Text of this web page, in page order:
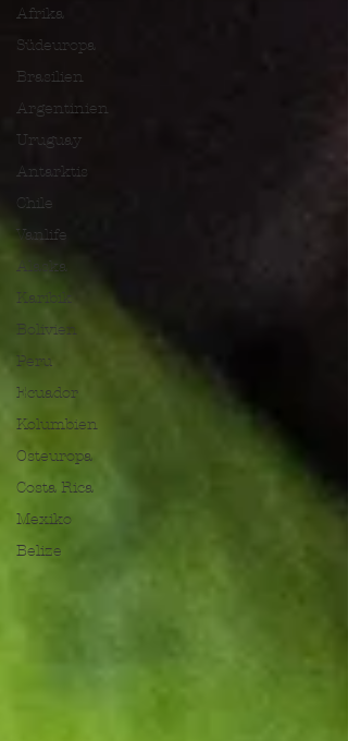
Afrika
Südeuropa
Brasilien
Argentinien
Uruguay
Antarktis
Chile
Vanlife
Alaska
Karibik
Bolivien
Peru
Ecuador
Kolumbien
Osteuropa
Costa Rica
Mexiko
Belize